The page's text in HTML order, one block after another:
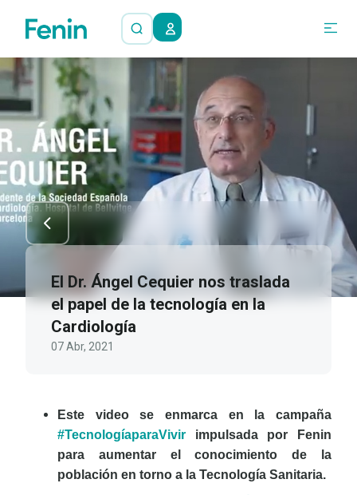
El Dr. Ángel Cequier nos traslada
el papel de la tecnología en la
Cardiología
07 Abr, 2021
Este video se enmarca en la campaña
#TecnologíaparaVivir impulsada por Fenin
para aumentar el conocimiento de la
población en torno a la Tecnología Sanitaria.